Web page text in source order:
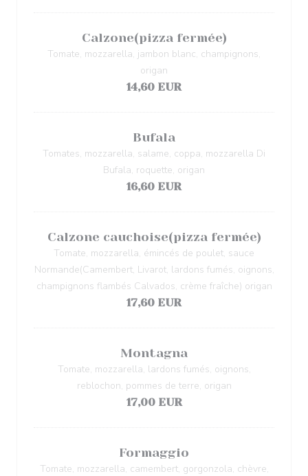
Calzone(pizza fermée)
Tomate, mozzarella, jambon blanc, champignons,
origan
14,60 EUR
Bufala
Tomates, mozzarella, salame, coppa, mozzarella Di
Bufala, roquette, origan
16,60 EUR
Calzone cauchoise(pizza fermée)
Tomate, mozzarella, émincés de poulet, sauce
Normande(Camembert, Livarot, lardons fumés, oignons,
champignons flambés Calvados, crème fraîche) origan
17,60 EUR
Montagna
Tomate, mozzarella, lardons fumés, oignons,
reblochon, pommes de terre, origan
17,00 EUR
Formaggio
Tomate, mozzarella, camembert, gorgonzola, chèvre,